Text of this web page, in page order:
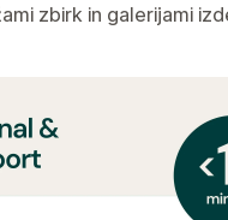
zbirk in galerijami